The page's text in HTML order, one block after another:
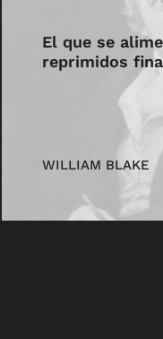
El que se
reprimidos
WILLIAM BLAKE